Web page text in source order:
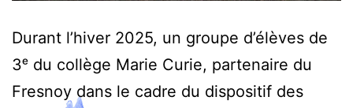
Durant l’hiver 2025, un groupe d’élèves de
3ᵉ du collège Marie Curie, partenaire du
Fresnoy dans le cadre du dispositif des